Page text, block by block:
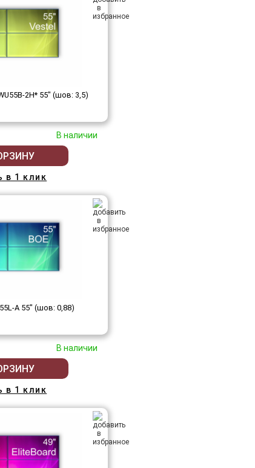
2H* 55" (шов: 3,5)
В наличии
в 1 клик
A 55" (шов: 0,88)
В наличии
в 1 клик